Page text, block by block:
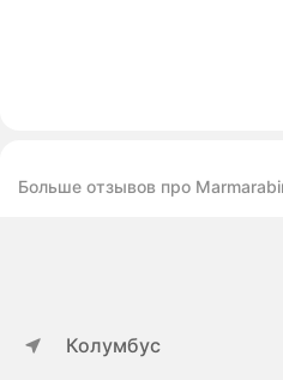
Больше отзывов про
Колумбус